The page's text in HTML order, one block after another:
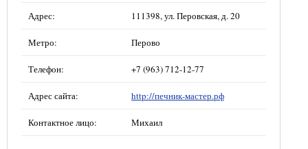
Адрес: 111398, ул. Перовская, д. 20
Метро: Перово
Телефон: +7 (963) 712-12-77
Адрес сайта: http://печник-мастер.рф
Контактное лицо: Михаил